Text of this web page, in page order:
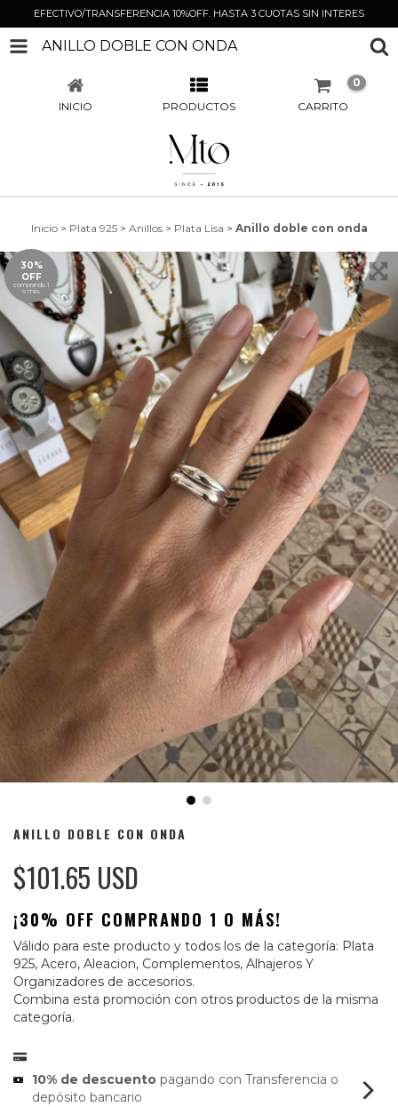
EFECTIVO/TRANSFERENCIA 10%OFF. HASTA 3 CUOTAS SIN INTERES
ANILLO DOBLE CON ONDA
INICIO PRODUCTOS CARRITO
0
Inicio > Plata 925 > Anillos > Plata Lisa > Anillo doble con onda
30%
OFF
comprando 1
o más
ANILLO DOBLE CON ONDA
$101.65 USD
¡30% OFF COMPRANDO 1 O MÁS!
Válido para este producto y todos los de la categoría: Plata
925, Acero, Aleacion, Complementos, Alhajeros Y
Organizadores de accesorios.
Combina esta promoción con otros productos de la misma
categoría.
10% de descuento pagando con Transferencia o
depósito bancario